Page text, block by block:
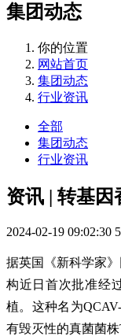
集团动态
你的位置
网站首页
集团动态
行业资讯
全部
集团动态
行业资讯
资讯 | 转基
2024-02-19 09:02:30
据英国《新科学家
构近日首次批准经
植。这种名为
有毁灭性的真菌菌株